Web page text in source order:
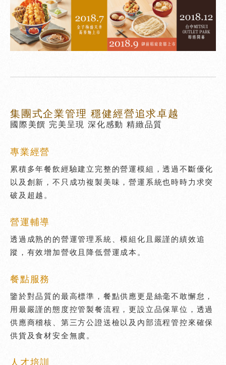
集團式企業管理 穩健經營追求卓越
國際美饌 完美呈現 深化感動 精緻品質
專業經營
累積多年餐飲經驗建立完整的營運模組，透過不斷優化
以及創新，不只成功複製美味，營運系統也時時力求突
破及超越。
營運輔導
透過成熟的的營運管理系統、模組化且嚴謹的績效追
蹤，有效增加營收且降低營運成本。
餐點服務
鑒於對品質的最高標準，餐點供應更是絲毫不敢懈怠，
用最嚴謹的態度控管製餐流程，更設立品保單位，透過
供應商稽核、第三方公證送檢以及內部流程管控來確保
供貨及食材安全無虞。
人才培訓